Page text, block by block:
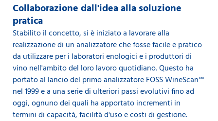
Collaborazione dall'idea alla soluzione
pratica
Stabilito il concetto, si è iniziato a lavorare alla
realizzazione di un analizzatore che fosse facile e pratico
da utilizzare per i laboratori enologici e i produttori di
vino nell'ambito del loro lavoro quotidiano. Questo ha
portato al lancio del primo analizzatore FOSS WineScan™
nel 1999 e a una serie di ulteriori passi evolutivi fino ad
oggi, ognuno dei quali ha apportato incrementi in
termini di capacità, facilità d'uso e costi di gestione.